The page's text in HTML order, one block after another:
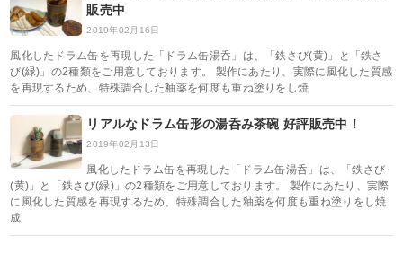
販売中
2019年02月16日
風化したドラム缶を再現した「ドラム缶湯呑」は、「鉄さび(黄)」と「鉄さ
び(緑)」の2種類をご用意しております。 製作にあたり、実際に風化した質感
を再現するため、特殊調合した釉薬を何度も重ね塗りをし焼
リアルなドラム缶形の湯呑み茶碗 好評販売中！
2019年02月13日
風化したドラム缶を再現した「ドラム缶湯呑」は、「鉄さび
(黄)」と「鉄さび(緑)」の2種類をご用意しております。 製作にあたり、実際
に風化した質感を再現するため、特殊調合した釉薬を何度も重ね塗りをし焼
成